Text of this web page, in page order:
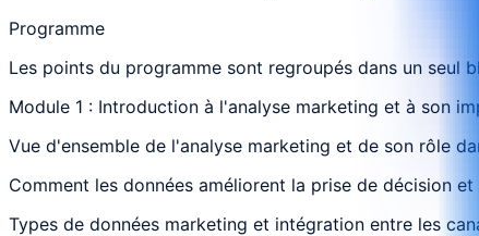
Programme
Les points du programme sont regroupés dans un seul
Module 1 : Introduction à l'analyse marketing et à son
Vue d'ensemble de l'analyse marketing et de son rôle
Comment les données améliorent la prise de décision
Types de données marketing et intégration entre les